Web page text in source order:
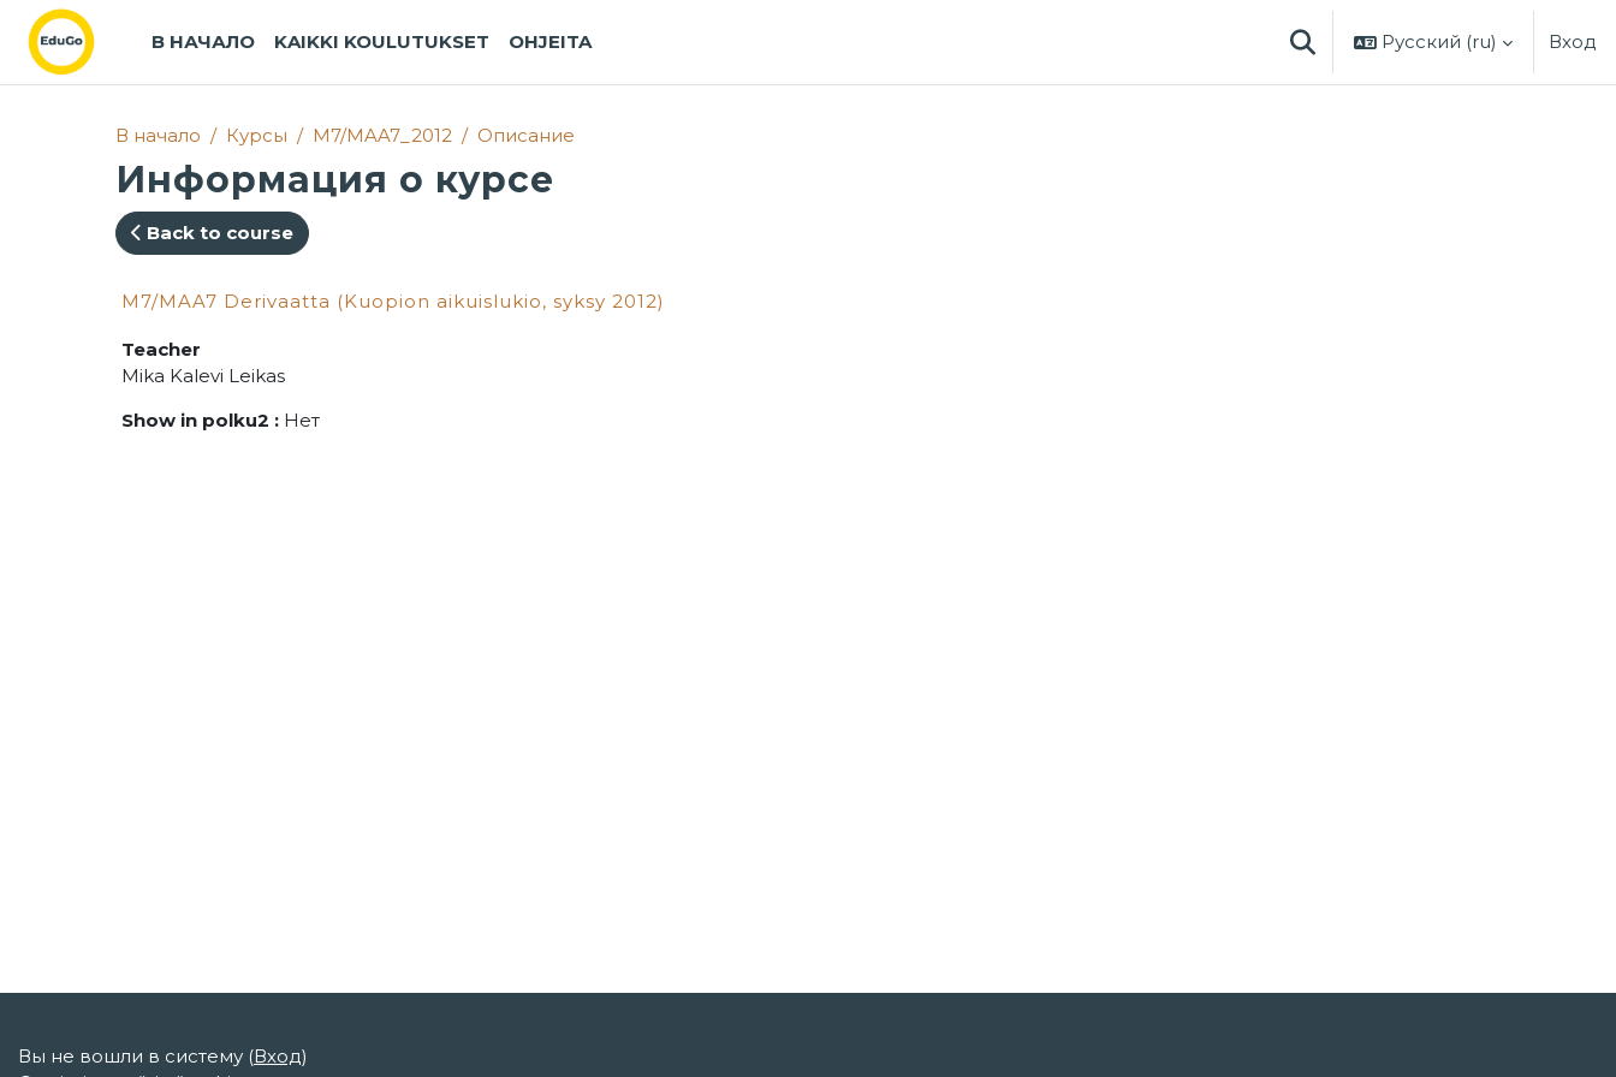
Перейти к основному содержанию
В НАЧАЛО
KAIKKI KOULUTUKSET OHJEITA ИЗМЕНИТЬ ДАННЫЕ
Русский ‎(ru)‎ Вход
В начало Курсы M7/MAA7_2012 Описание
Информация о курсе
Back to course
M7/MAA7 Derivaatta (Kuopion aikuislukio, syksy 2012)
Teacher
Mika Kalevi Leikas
Show in polku2 : Нет
Вы не вошли в систему (Вход)